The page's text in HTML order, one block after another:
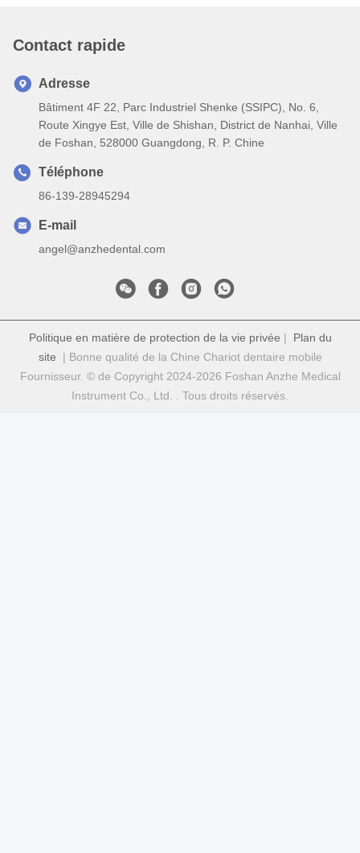
Contact rapide
Adresse
Bâtiment 4F 22, Parc Industriel Shenke (SSIPC), No. 6,
Route Xingye Est, Ville de Shishan, District de Nanhai, Ville
de Foshan, 528000 Guangdong, R. P. Chine
Téléphone
86-139-28945294
E-mail
angel@anzhedental.com
Politique en matière de protection de la vie privée | Plan du
site | Bonne qualité de la Chine Chariot dentaire mobile
Fournisseur. © de Copyright 2024-2026 Foshan Anzhe Medical
Instrument Co., Ltd. . Tous droits réservés.